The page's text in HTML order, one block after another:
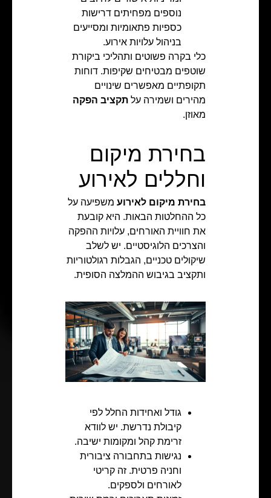
נוספים מפחיתים דרישות
כספיות פתאומיות ומסייעים
בניהול עלויות אירוע.
כלי בקרה פשוטים ותהליכי ביקורת
שוטפים מבטיחים שקיפות. דוחות
תקופתיים מאפשרים שינויים
מהירים ושמירה על תקציב הפקה
מאוזן.
בחירת מיקום
וחללים לאירוע
בחירת מיקום לאירוע משפיעה על
כל ההחלטות הבאות. היא קובעת
את חוויית האורחים, עלויות ההפקה
והצרכים הלוגיסטיים. יש לשלב
שיקולים טכניים, הגבלות רגולטוריות
ותקציב בגיבוש ההמלצה הסופית.
גודל ואחידות החלל לפי
קיבולת נדרשת. יש לוודא
זרימת קהל ומקומות ישיבה.
נגישות בתחבורה ציבורית
וחניה פרטית. זה קריטי
לאורחים ולספקים.